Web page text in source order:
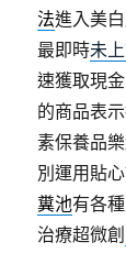
法進入美
最即時未
速獲取現
的商品表
素保養品
別運用貼
糞池有各
治療超微創